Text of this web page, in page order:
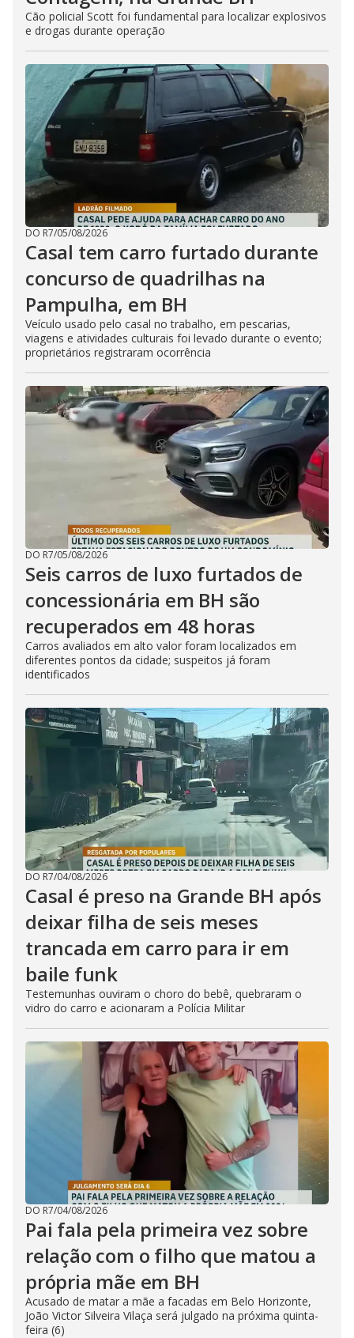
Cão policial Scott foi fundamental para localizar explosivos
e drogas durante operação
DO R7/05/08/2026
Casal tem carro furtado durante
concurso de quadrilhas na
Pampulha, em BH
Veículo usado pelo casal no trabalho, em pescarias,
viagens e atividades culturais foi levado durante o evento;
proprietários registraram ocorrência
DO R7/05/08/2026
Seis carros de luxo furtados de
concessionária em BH são
recuperados em 48 horas
Carros avaliados em alto valor foram localizados em
diferentes pontos da cidade; suspeitos já foram
identificados
DO R7/04/08/2026
Casal é preso na Grande BH após
deixar filha de seis meses
trancada em carro para ir em
baile funk
Testemunhas ouviram o choro do bebê, quebraram o
vidro do carro e acionaram a Polícia Militar
DO R7/04/08/2026
Pai fala pela primeira vez sobre
relação com o filho que matou a
própria mãe em BH
Acusado de matar a mãe a facadas em Belo Horizonte,
João Victor Silveira Vilaça será julgado na próxima quinta-
feira (6)